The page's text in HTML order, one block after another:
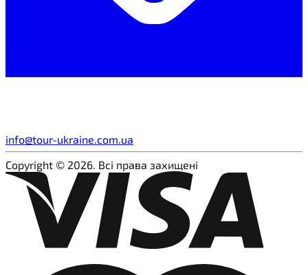
info@tour-ukraine.com.ua
Copyright © 2026. Всі права захищені